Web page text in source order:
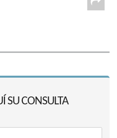
SU CONSULTA